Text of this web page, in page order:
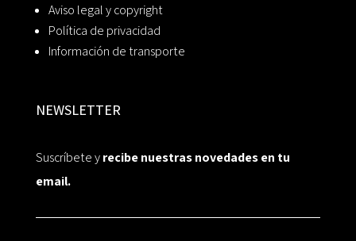
Aviso legal y copyright
Política de privacidad
Información de transporte
NEWSLETTER
Suscríbete yrecibe nuestras novedades en tu
email.